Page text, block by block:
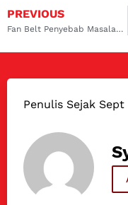
PREVIOUS
Fan Belt Penyebab Masalah AC, Segera Service AC Mobil BMW Kelapa Gading dan Cempaka Putih
Penulis Sejak Sept